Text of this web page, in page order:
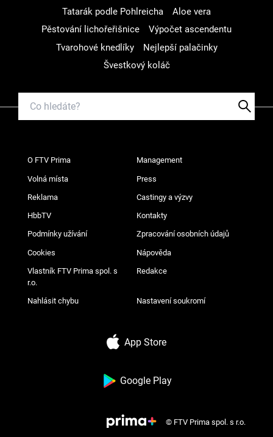
Tatarák podle Pohlreicha
Aloe vera
Pěstování lichořeřišnice
Výpočet ascendentu
Tvarohové knedlíky
Nejlepší palačinky
Švestkový koláč
O FTV Prima Management
Volná místa Press
Reklama Castingy a výzvy
HbbTV Kontakty
Podmínky užívání Zpracování osobních údajů
Cookies Nápověda
Vlastník FTV Prima spol. s
r.o.
Redakce
Nahlásit chybu Nastavení soukromí
App Store
Google Play
© FTV Prima spol. s r.o.